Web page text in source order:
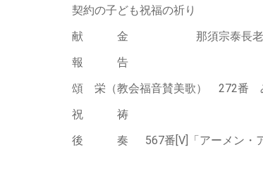
契約の子ども祝福の祈り
献 金 那須宗泰長老
報 告
頌 栄（教会福音賛美歌） 272番
祝 祷 廣橋 嘉
後 奏 567番[V]「アーメン・ア